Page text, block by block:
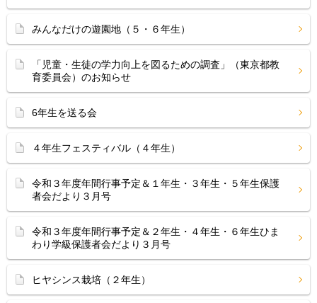
みんなだけの遊園地（５・６年生）
「児童・生徒の学力向上を図るための調査」（東京都教
育委員会）のお知らせ
6年生を送る会
４年生フェスティバル（４年生）
令和３年度年間行事予定＆１年生・３年生・５年生保護
者会だより３月号
令和３年度年間行事予定＆２年生・４年生・６年生ひま
わり学級保護者会だより３月号
ヒヤシンス栽培（２年生）